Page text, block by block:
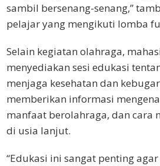
sambil bersenang-senang,”
pelajar yang mengikuti lomba
Selain kegiatan olahraga,
menyediakan sesi edukasi
menjaga kesehatan dan
memberikan informasi
manfaat berolahraga, dan cara
di usia lanjut.
“Edukasi ini sangat penting